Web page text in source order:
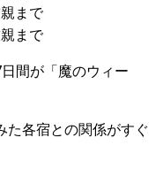
まで
まで
間が「魔のウィー
た各宿との関係がすぐ